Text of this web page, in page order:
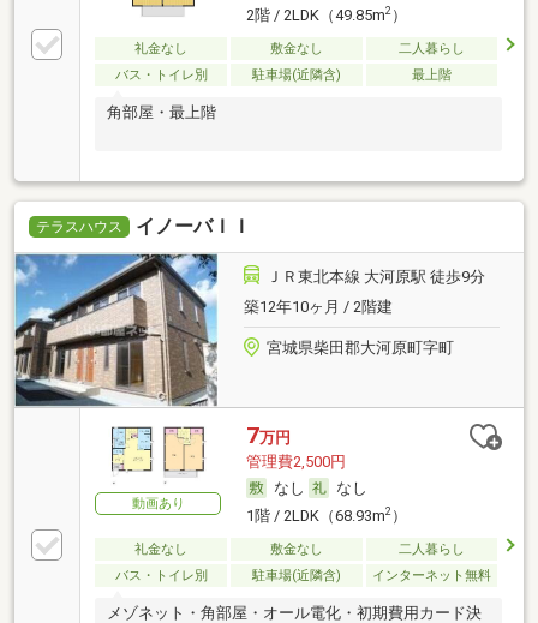
2階 / 2LDK（49.85m2）
礼金なし 敷金なし
二人暮らし
バス・トイレ別
駐車場(近隣含) 最上階
角部屋・最上階
テラスハウス イノーバＩＩ
ＪＲ東北本線 大河原駅 徒歩9分
築12年10ヶ月 / 2階建
宮城県柴田郡大河原町字町
動画あり
7万円
管理費2,500円
なし
なし
1階 / 2LDK（68.93m2）
礼金なし 敷金なし
二人暮らし
バス・トイレ別
駐車場(近隣含) インターネット無料
メゾネット・角部屋・オール電化・初期費用カード決